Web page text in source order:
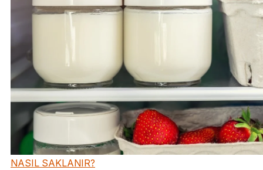
NASIL SAKLANIR?